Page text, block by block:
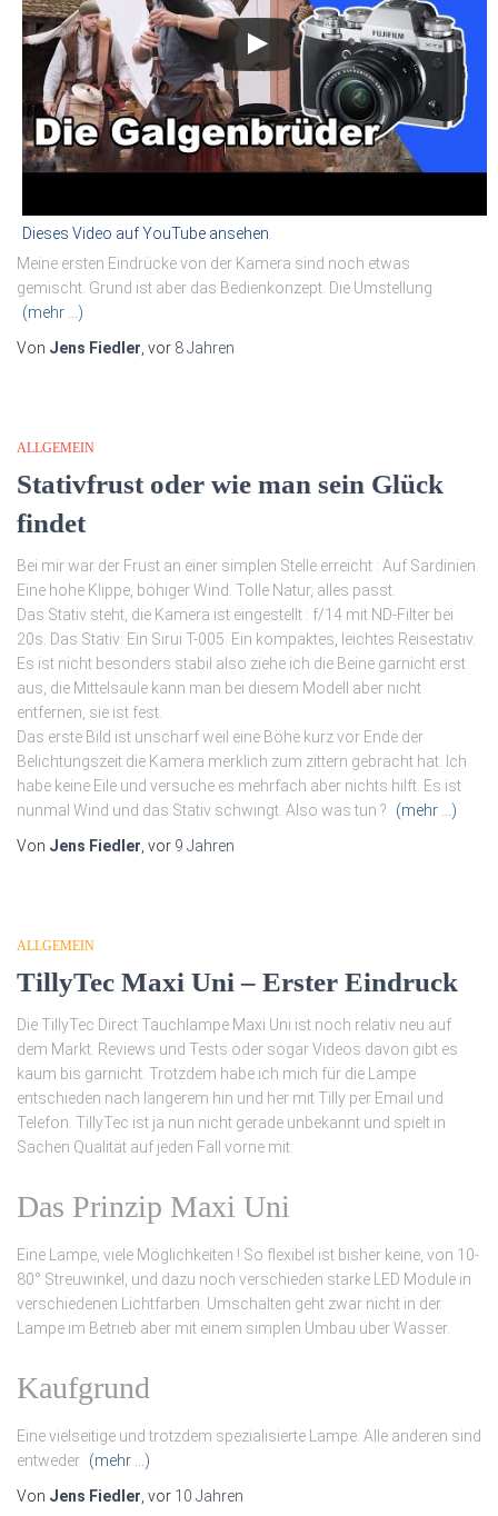
Dieses Video auf YouTube ansehen
Meine ersten Eindrücke von der Kamera sind noch etwas
gemischt. Grund ist aber das Bedienkonzept. Die Umstellung
(mehr …)
Von Jens Fiedler , vor 8 Jahren
ALLGEMEIN
Stativfrust oder wie man sein Glück
findet
Bei mir war der Frust an einer simplen Stelle erreicht : Auf Sardinien.
Eine hohe Klippe, böhiger Wind. Tolle Natur, alles passt.
Das Stativ steht, die Kamera ist eingestellt : f/14 mit ND-Filter bei
20s. Das Stativ: Ein Sirui T-005. Ein kompaktes, leichtes Reisestativ.
Es ist nicht besonders stabil also ziehe ich die Beine garnicht erst
aus, die Mittelsäule kann man bei diesem Modell aber nicht
entfernen, sie ist fest.
Das erste Bild ist unscharf weil eine Böhe kurz vor Ende der
Belichtungszeit die Kamera merklich zum zittern gebracht hat. Ich
habe keine Eile und versuche es mehrfach aber nichts hilft. Es ist
nunmal Wind und das Stativ schwingt. Also was tun ?
(mehr …)
Von Jens Fiedler , vor 9 Jahren
ALLGEMEIN
TillyTec Maxi Uni – Erster Eindruck
Die TillyTec Direct Tauchlampe Maxi Uni ist noch relativ neu auf
dem Markt. Reviews und Tests oder sogar Videos davon gibt es
kaum bis garnicht. Trotzdem habe ich mich für die Lampe
entschieden nach längerem hin und her mit Tilly per Email und
Telefon. TillyTec ist ja nun nicht gerade unbekannt und spielt in
Sachen Qualität auf jeden Fall vorne mit.
Das Prinzip Maxi Uni
Eine Lampe, viele Möglichkeiten ! So flexibel ist bisher keine, von 10-
80° Streuwinkel, und dazu noch verschieden starke LED Module in
verschiedenen Lichtfarben. Umschalten geht zwar nicht in der
Lampe im Betrieb aber mit einem simplen Umbau über Wasser.
Kaufgrund
Eine vielseitige und trotzdem spezialisierte Lampe. Alle anderen sind
entweder (mehr …)
Von Jens Fiedler , vor 10 Jahren